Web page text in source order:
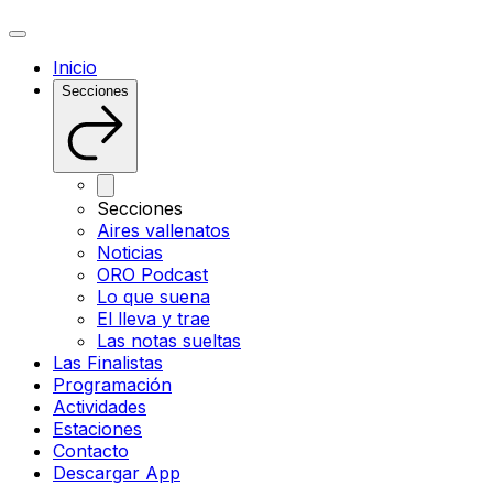
Inicio
Secciones
Secciones
Aires vallenatos
Noticias
ORO Podcast
Lo que suena
El lleva y trae
Las notas sueltas
Las Finalistas
Programación
Actividades
Estaciones
Contacto
Descargar App